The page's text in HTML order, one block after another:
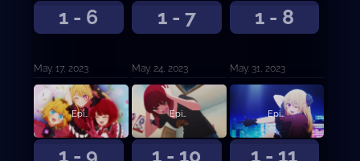
1 - 6
May. 17, 2023
1 - 7
May. 24, 2023
1 - 8
May. 31, 2023
1 - 9
Episodio 9
1 - 10
Episodio 10
1 - 11
Episodio 11